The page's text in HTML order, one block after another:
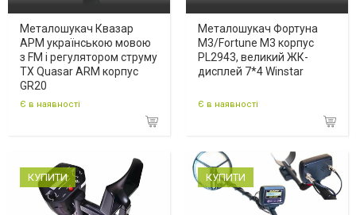
Металошукач Квазар
АРМ українською мовою
з FM і регулятором струму
ТХ Quasar ARM корпус
GR20
Є в наявності
Металошукач Фортуна
М3/Fortune M3 корпус
PL2943, великий ЖК-
дисплей 7*4 Winstar
Є в наявності
КУПИТИ КУПИТИ